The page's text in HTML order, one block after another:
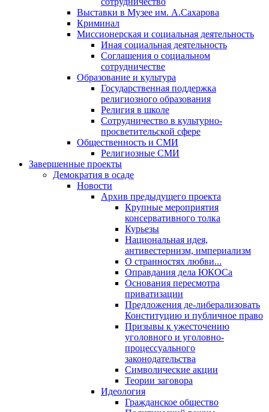
Выставки в Музее им. А.Сахарова
Криминал
Миссионерская и социальная деятельность
Иная социальная деятельность
Соглашения о социальном
сотрудничестве
Образование и культура
Государственная поддержка
религиозного образования
Религия в школе
Сотрудничество в культурно-
просветительской сфере
Общественность и СМИ
Религиозные СМИ
Завершенные проекты
Демократия в осаде
Новости
Архив предыдущего проекта
Крупные мероприятия
консервативного толка
Курьезы
Национальная идея,
антивестернизм, империализм
О странностях любви...
Оправдания дела ЮКОСа
Основания пересмотра
приватизации
Предложения де-либерализовать
Конституцию и публичное право
Призывы к ужесточению
уголовного и уголовно-
процессуального
законодательства
Символические акции
Теории заговора
Идеология
Гражданское общество